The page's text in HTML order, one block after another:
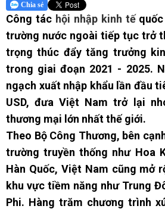
Chia sẻ
Công tác hội nhập kinh tếquốc
trường nước ngoài tiếp tục trở
trọng thúc đẩy tăng trưởng
trong giai đoạn 2021 - 2025.
ngạch xuất nhập khẩu lần đầu
USD, đưa Việt Nam trở lại
thương mại lớn nhất thế giới.
Theo Bộ Công Thương, bên
trường truyền thống như Hoa
Hàn Quốc, Việt Nam cũng mở
khu vực tiềm năng như Trung
Phi. Hàng trăm chương trình